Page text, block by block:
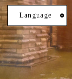
Language